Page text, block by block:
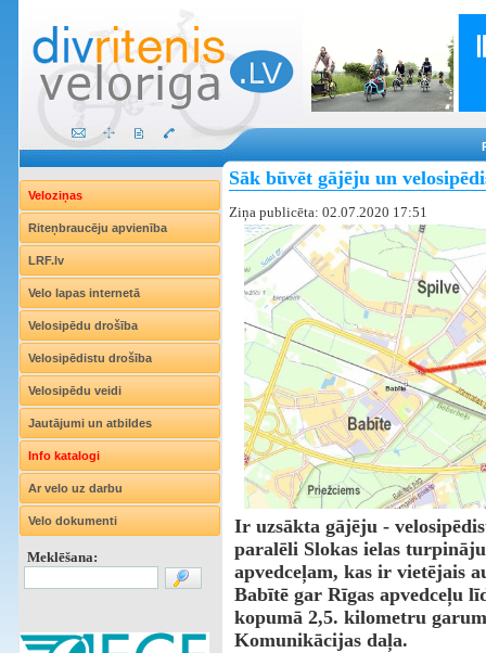
Veloziņas
Riteņbraucēju apvienība
LRF.lv
Velo lapas internetā
Velosipēdu drošība
Velosipēdistu drošība
Velosipēdu veidi
Jautājumi un atbildes
Info katalogi
Ar velo uz darbu
Velo dokumenti
Meklēšana:
Sāk būvēt gājēju un
Ziņa publicēta: 02.07.2020 17:51
Ir uzsākta gājēju -
paralēli Slokas ielas
apvedceļam, kas ir vietējais
Babītē gar Rīgas apvedceļu
kopumā 2,5. kilometru
Komunikācijas daļa.